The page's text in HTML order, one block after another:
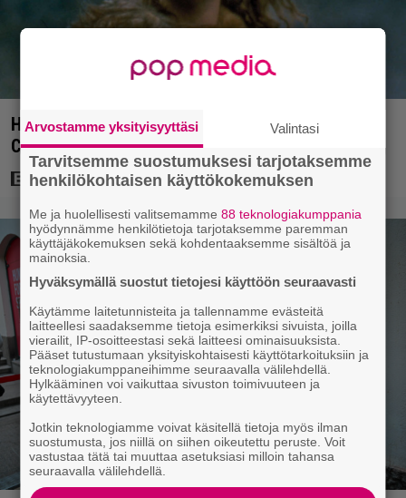
Highlander-tähti Christopher Lambert lyyhistyi
Comic-Conissa – ambulanssi vei sairaalaan
Arvostamme yksityisyyttäsi Valintasi
Tarvitsemme suostumuksesi tarjotaksemme
henkilökohtaisen käyttökokemuksen
Me ja huolellisesti valitsemamme88 teknologiakumppania
hyödynnämme henkilötietoja tarjotaksemme paremman
käyttäjäkokemuksen sekä kohdentaaksemme sisältöä ja
mainoksia.
Hyväksymällä suostut tietojesi käyttöön seuraavasti
Käytämme laitetunnisteita ja tallennamme evästeitä
laitteellesi saadaksemme tietoja esimerkiksi sivuista, joilla
vierailit, IP-osoitteestasi sekä laitteesi ominaisuuksista.
Pääset tutustumaan yksityiskohtaisesti käyttötarkoituksiin ja
teknologiakumppaneihimme seuraavalla välilehdellä.
Hylkääminen voi vaikuttaa sivuston toimivuuteen ja
käytettävyyteen.
Jotkin teknologiamme voivat käsitellä tietoja myös ilman
suostumusta, jos niillä on siihen oikeutettu peruste. Voit
vastustaa tätä tai muuttaa asetuksiasi milloin tahansa
seuraavalla välilehdellä.